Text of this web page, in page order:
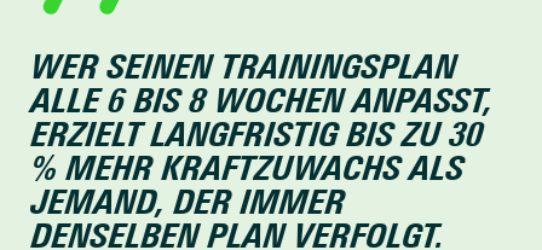
WER SEINEN TRAININGSPLAN
ALLE 6 BIS 8 WOCHEN ANPASST,
ERZIELT LANGFRISTIG BIS ZU 30
% MEHR KRAFTZUWACHS ALS
JEMAND, DER IMMER
DENSELBEN PLAN VERFOLGT.